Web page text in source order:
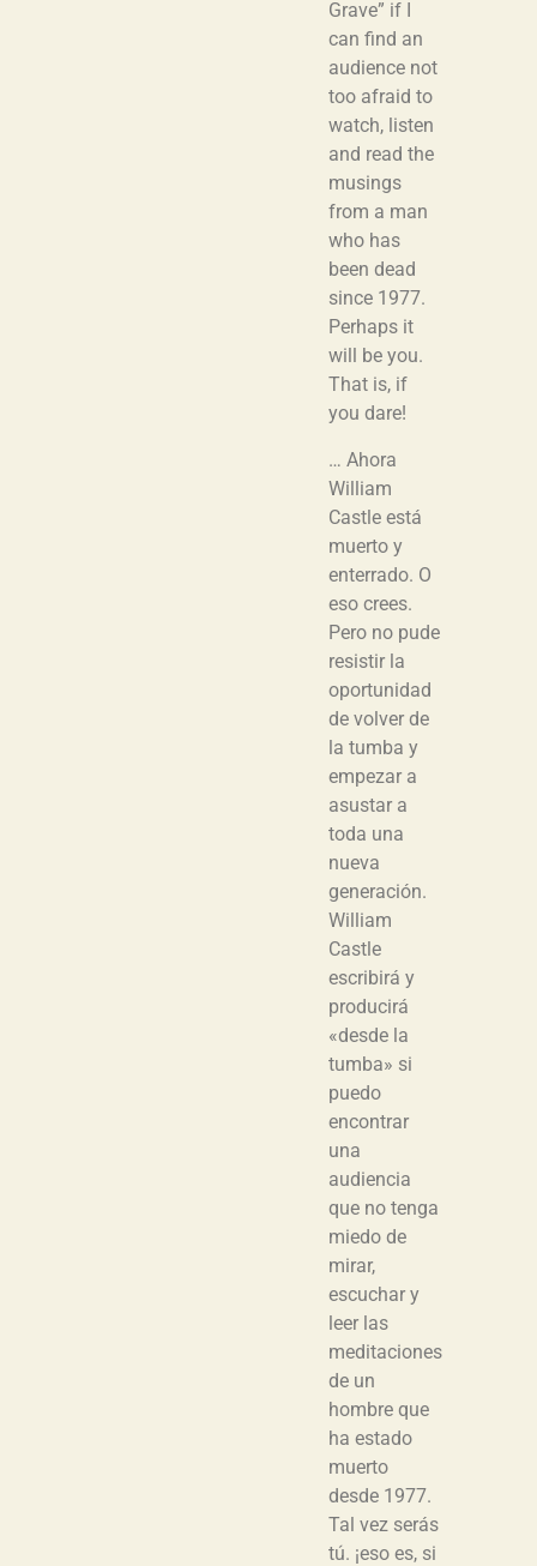
Grave” if I
can find an
audience not
too afraid to
watch, listen
and read the
musings
from a man
who has
been dead
since 1977.
Perhaps it
will be you.
That is, if
you dare!
… Ahora
William
Castle está
muerto y
enterrado. O
eso crees.
Pero no pude
resistir la
oportunidad
de volver de
la tumba y
empezar a
asustar a
toda una
nueva
generación.
William
Castle
escribirá y
producirá
«desde la
tumba» si
puedo
encontrar
una
audiencia
que no tenga
miedo de
mirar,
escuchar y
leer las
meditaciones
de un
hombre que
ha estado
muerto
desde 1977.
Tal vez serás
tú. ¡eso es, si